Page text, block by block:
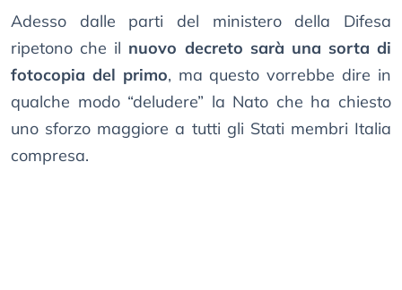
Adesso dalle parti del ministero della Difesa
ripetono che il nuovo decreto sarà una sorta di
fotocopia del primo, ma questo vorrebbe dire in
qualche modo “deludere” la Nato che ha chiesto
uno sforzo maggiore a tutti gli Stati membri Italia
compresa.